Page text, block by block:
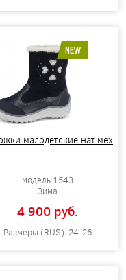
NEW
малодетские нат.мех
модель 1543
Зима
4 900 pуб.
Размеры (RUS): 24-26